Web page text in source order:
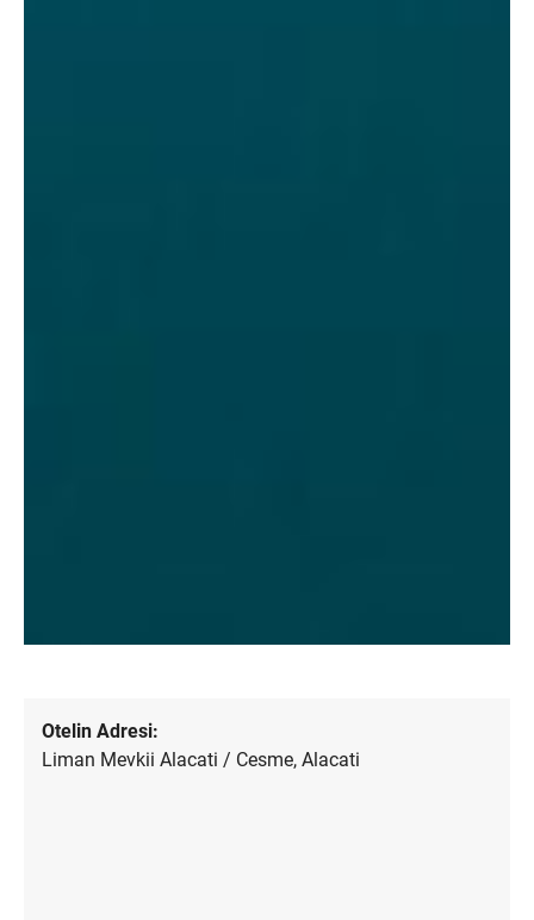
Otelin Adresi:
Liman Mevkii Alacati / Cesme, Alacati